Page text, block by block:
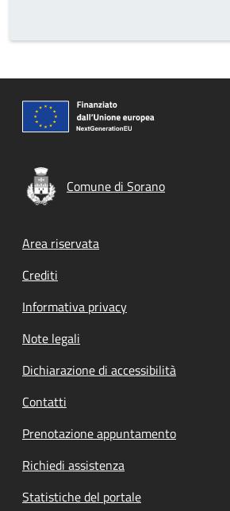
Comune di Sorano
Footer menu
Area riservata
Crediti
Informativa privacy
Note legali
Dichiarazione di accessibilità
Contatti
Prenotazione appuntamento
Richiedi assistenza
Statistiche del portale